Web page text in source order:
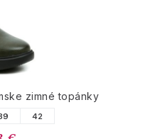
zimné topánky
42